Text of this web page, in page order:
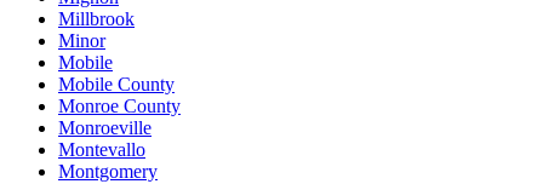
Millbrook
Minor
Mobile
Mobile County
Monroe County
Monroeville
Montevallo
Montgomery